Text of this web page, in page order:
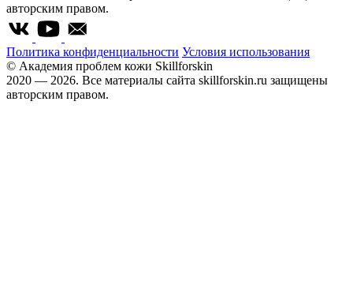
авторским правом.
Политика конфиденциальности Условия использования
© Академия проблем кожи Skillforskin
2020 — 2026. Все материалы сайта skillforskin.ru защищены
авторским правом.